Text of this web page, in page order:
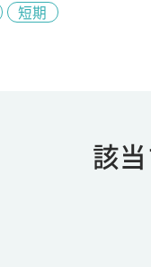
短期
該